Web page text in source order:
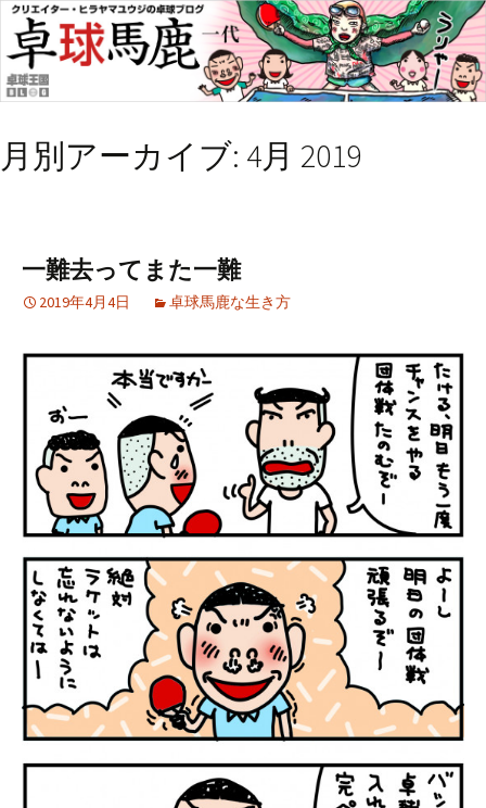
月別アーカイブ: 4月 2019
一難去ってまた一難
2019年4月4日 卓球馬鹿な生き方